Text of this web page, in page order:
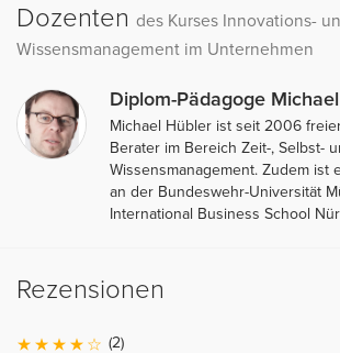
Dozenten des Kurses Innovations-
Wissensmanagement im Unternehmen
Diplom-Pädagoge
Michael Hübler ist seit 2006
Berater im Bereich Zeit-, Selbst-
Wissensmanagement. Zudem ist
an der Bundeswehr-Universität
International Business School
Rezensionen
(2)